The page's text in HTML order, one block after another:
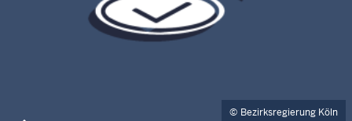
Bezirksregierung Köln